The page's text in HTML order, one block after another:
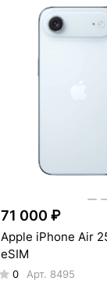
71 000 ₽
Apple iPhone Air
eSIM
0 Арт. 8495